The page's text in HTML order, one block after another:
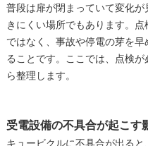
普段は扉が閉まっていて変化
きにくい場所でもあります。
ではなく、事故や停電の芽を
ることです。ここでは、点検
ら整理します。
受電設備の不具合が起こす